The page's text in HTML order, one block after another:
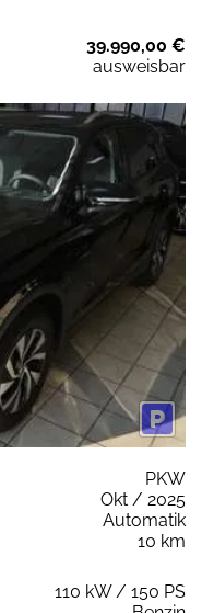
39.990,00 €
ausweisbar
PKW
Okt / 2025
Automatik
10 km
110 kW / 150 PS